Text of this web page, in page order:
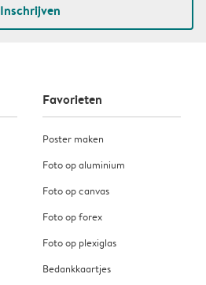
Inschrijven
Favorieten
Poster maken
Foto op aluminium
Foto op canvas
Foto op forex
Foto op plexiglas
Bedankkaartjes